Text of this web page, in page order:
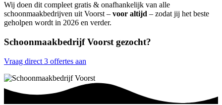
Wij doen dit compleet gratis & onafhankelijk van alle
schoonmaakbedrijven uit Voorst – voor altijd – zodat jij het beste
geholpen wordt in 2026 en verder.
Schoonmaakbedrijf Voorst gezocht?
Vraag direct 3 offertes aan